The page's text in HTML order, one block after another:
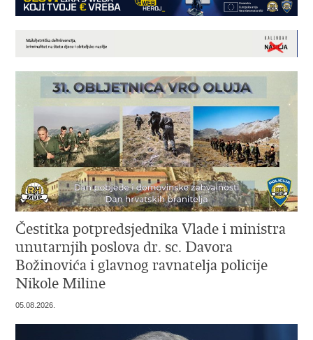
Čestitka potpredsjednika Vlade i ministra
unutarnjih poslova dr. sc. Davora
Božinovića i glavnog ravnatelja policije
Nikole Miline
05.08.2026.